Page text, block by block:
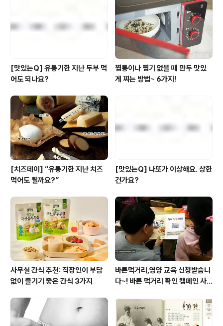
콩기름, 팜유, 천연고무 등 천연재료를 사용해 핸드메이드
로 제작했거든요. 그래서 심지어 먹어도 해롭지 않다는 사
실~!! 환경호르몬이다 뭐다 해서 아이..
[맛있는Q] 유통기한 지난 두부 먹
어도 되나요?
찜통이나 찜기 없을 때 만두 맛있
게 찌는 방법~ 6가지!
[치즈데이] “유통기한 지난 치즈
먹어도 될까요?”
[맛있는Q] 나또가 이상해요. 상한
건가요?
사무실 간식 추천: 직장인이 부담
없이 즐기기 좋은 간식 3가지
바른먹거리,영양 교육 신청받습니
다~! 바른 먹거리 확인 캠페인 사